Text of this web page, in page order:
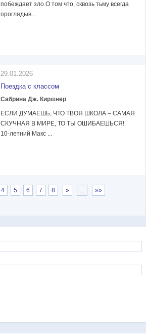
побеждает зло.О том что, сквозь тьму всегда
проглядыв...
29.01.2026
Поездка с классом
Сабрина Дж. Киршнер
ЕСЛИ ДУМАЕШЬ, ЧТО ТВОЯ ШКОЛА – САМАЯ
СКУЧНАЯ В МИРЕ, ТО ТЫ ОШИБАЕШЬСЯ!
10-летний Макс ...
4 5 6 7 8 » ... »»